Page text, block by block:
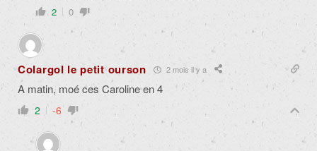
2 0
Colargol le petit ourson 2 mois il y a
A matin, moé ces Caroline en 4
2 -6